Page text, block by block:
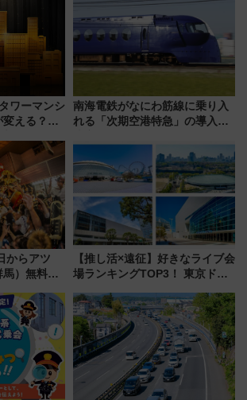
スパ抜群
ワーマンシ
える？
ランキン
南海電鉄がなにわ筋線に乗り入
れる「次期空港特急」の導入を
日本初の鉄道デザイン
からアツ
）無料観
【推し活×遠征】好きなライブ会
場ランキングTOP3！ 東京ドー
由と交通アクセス術、ライブ会
場に何を求める？